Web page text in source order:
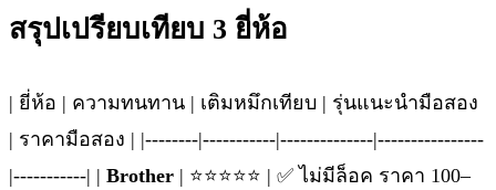
สรุปเปรียบเทียบ 3 ยี่ห้อ
| ยี่ห้อ | ความทนทาน | เติมหมึกเทียบ | รุ่นแนะนำมือสอง
| ราคามือสอง | |--------|-----------|--------------|----------------
|-----------| | Brother | ⭐⭐⭐⭐⭐ | ✅ ไม่มีล็อค ราคา 100–